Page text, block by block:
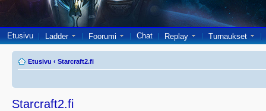
Etusivu Ladder Foorumi Chat Replay Turnaukset
Etusivu ‹ Starcraft2.fi
Starcraft2.fi